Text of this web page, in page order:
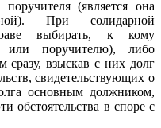
(является она
При солидарной
выбирать, к кому
поручителю), либо
сразу, взыскав с них долг
свидетельствующих о
основным должником,
обстоятельства в споре с